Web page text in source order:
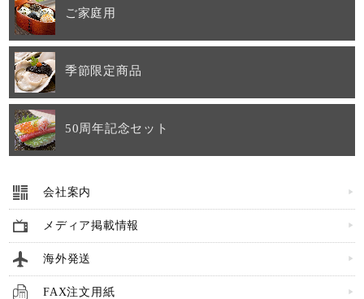
ご家庭用
季節限定商品
50周年記念セット
会社案内
メディア掲載情報
海外発送
FAX注文用紙